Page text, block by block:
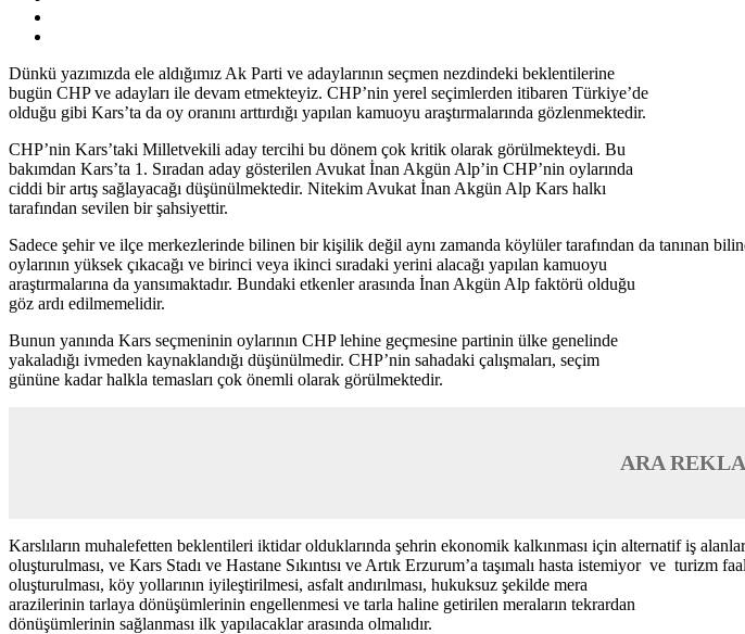
Dünkü yazımızda ele aldığımız Ak Parti ve adaylarının seçmen nezdindeki beklentilerine
bugün CHP ve adayları ile devam etmekteyiz. CHP’nin yerel seçimlerden itibaren Türkiye’de
olduğu gibi Kars’ta da oy oranını arttırdığı yapılan kamuoyu araştırmalarında gözlenmektedir.
CHP’nin Kars’taki Milletvekili aday tercihi bu dönem çok kritik olarak görülmekteydi. Bu
bakımdan Kars’ta 1. Sıradan aday gösterilen Avukat İnan Akgün Alp’in CHP’nin oylarında
ciddi bir artış sağlayacağı düşünülmektedir. Nitekim Avukat İnan Akgün Alp Kars halkı
tarafından sevilen bir şahsiyettir.
Sadece şehir ve ilçe merkezlerinde bilinen bir kişilik değil aynı zamanda köylüler tarafından da tanınan
oylarının yüksek çıkacağı ve birinci veya ikinci sıradaki yerini alacağı yapılan kamuoyu
araştırmalarına da yansımaktadır. Bundaki etkenler arasında İnan Akgün Alp faktörü olduğu
göz ardı edilmemelidir.
Bunun yanında Kars seçmeninin oylarının CHP lehine geçmesine partinin ülke genelinde
yakaladığı ivmeden kaynaklandığı düşünülmedir. CHP’nin sahadaki çalışmaları, seçim
gününe kadar halkla temasları çok önemli olarak görülmektedir.
ARA
Karslıların muhalefetten beklentileri iktidar olduklarında şehrin ekonomik kalkınması için alternatif iş
oluşturulması, ve Kars Stadı ve Hastane Sıkıntısı ve Artık Erzurum’a taşımalı hasta istemiyor ve turizm
oluşturulması, köy yollarının iyileştirilmesi, asfalt andırılması, hukuksuz şekilde mera
arazilerinin tarlaya dönüşümlerinin engellenmesi ve tarla haline getirilen meraların tekrardan
dönüşümlerinin sağlanması ilk yapılacaklar arasında olmalıdır.